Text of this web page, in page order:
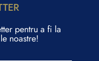
pentru a fi la
noastre!